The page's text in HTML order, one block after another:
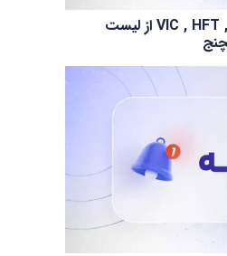
حذف ارزهای VIC , HFT , PYR , VANRY از لیست